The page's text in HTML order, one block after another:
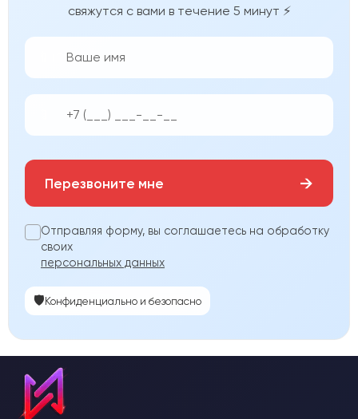
свяжутся с вами в течение 5 минут ⚡
Перезвоните мне →
Отправляя форму, вы соглашаетесь на обработку
своих
персональных данных
🛡️Конфиденциально и безопасно